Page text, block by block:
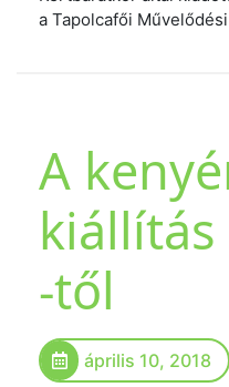
a Tapolcafői
A
-től
április 10, 2018